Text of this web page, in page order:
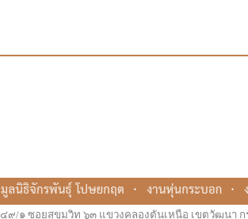
๔๙/๑ ซอยสุขุมวิท ๖๓ แขวงคลองตันเหนือ เขตวัฒนา